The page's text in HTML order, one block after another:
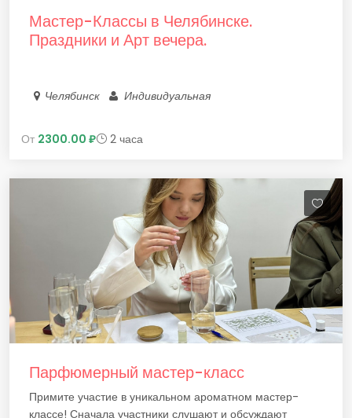
Мастер-Классы в Челябинске.
Праздники и Арт вечера.
Челябинск Индивидуальная
От 2300.00 ₽ 2 часа
Парфюмерный мастер-класс
Примите участие в уникальном ароматном мастер-
классе! Сначала участники слушают и обсуждают